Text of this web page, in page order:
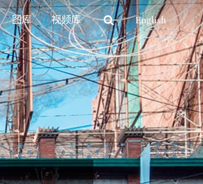
图库 视频库 English